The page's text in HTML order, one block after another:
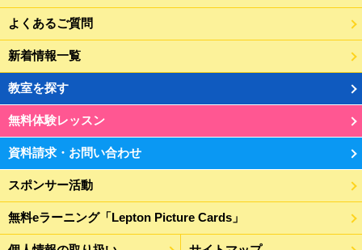
よくあるご質問
新着情報一覧
教室を探す
無料体験レッスン
資料請求・お問い合わせ
スポンサー活動
無料eラーニング「Lepton Picture Cards」